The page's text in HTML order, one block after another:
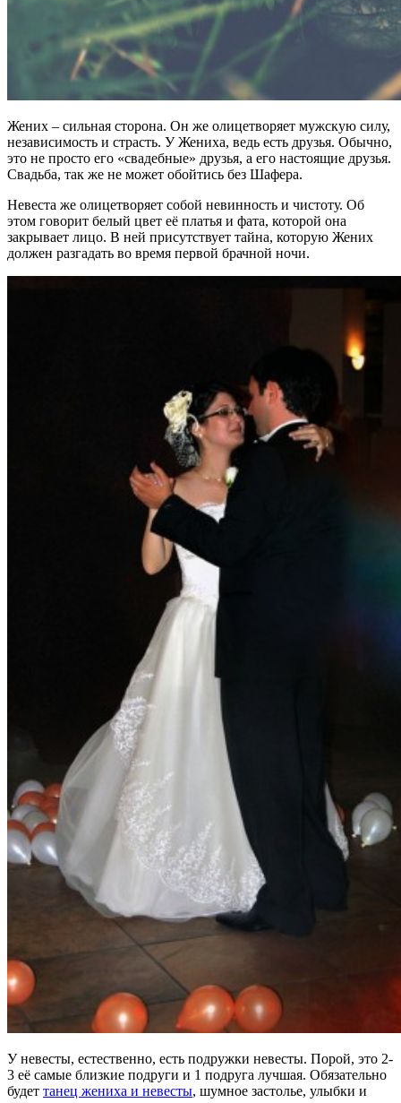
Жених – сильная сторона. Он же олицетворяет мужскую силу,
независимость и страсть. У Жениха, ведь есть друзья. Обычно,
это не просто его «свадебные» друзья, а его настоящие друзья.
Свадьба, так же не может обойтись без Шафера.
Невеста же олицетворяет собой невинность и чистоту. Об
этом говорит белый цвет её платья и фата, которой она
закрывает лицо. В ней присутствует тайна, которую Жених
должен разгадать во время первой брачной ночи.
У невесты, естественно, есть подружки невесты. Порой, это 2-
3 её самые близкие подруги и 1 подруга лучшая. Обязательно
будет танец жениха и невесты, шумное застолье, улыбки и